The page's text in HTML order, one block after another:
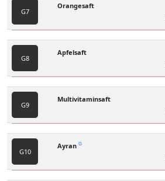
G7
Orangesaft
G8
Apfelsaft
G9
Multivitaminsaft
G10
Ayran G